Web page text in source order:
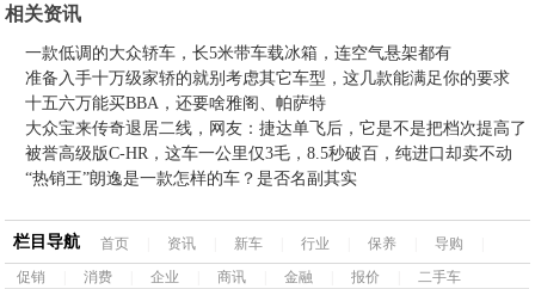
相关资讯
一款低调的大众轿车，长5米带车载冰箱，连空气悬架都有
准备入手十万级家轿的就别考虑其它车型，这几款能满足你的要求
十五六万能买BBA，还要啥雅阁、帕萨特
大众宝来传奇退居二线，网友：捷达单飞后，它是不是把档次提高了
被誉高级版C-HR，这车一公里仅3毛，8.5秒破百，纯进口却卖不动
“热销王”朗逸是一款怎样的车？是否名副其实
栏目导航 首页 资讯 新车 行业 保养 导购
促销
消费 企业 商讯 金融 报价 二手车